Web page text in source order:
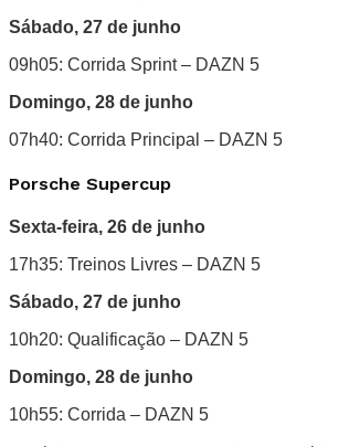
Sábado, 27 de junho
09h05: Corrida Sprint – DAZN 5
Domingo, 28 de junho
07h40: Corrida Principal – DAZN 5
Porsche Supercup
Sexta-feira, 26 de junho
17h35: Treinos Livres – DAZN 5
Sábado, 27 de junho
10h20: Qualificação – DAZN 5
Domingo, 28 de junho
10h55: Corrida – DAZN 5